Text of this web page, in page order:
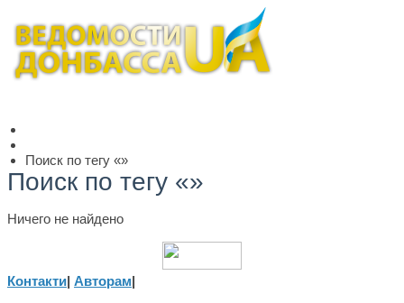
Поиск по тегу «»
Поиск по тегу «»
Ничего не найдено
Контакти| Авторам|